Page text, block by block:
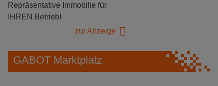
Repräsentative Immobilie für
IHREN Betrieb!
zur Anzeige
GABOT Marktplatz